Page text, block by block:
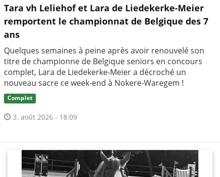
Tara vh Leliehof et Lara de Liedekerke-Meier
remportent le championnat de Belgique des 7
ans
Quelques semaines à peine après avoir renouvelé son
titre de championne de Belgique seniors en concours
complet, Lara de Liedekerke-Meier a décroché un
nouveau sacre ce week-end à Nokere-Waregem !
Complet
3. août 2026 - 18:09